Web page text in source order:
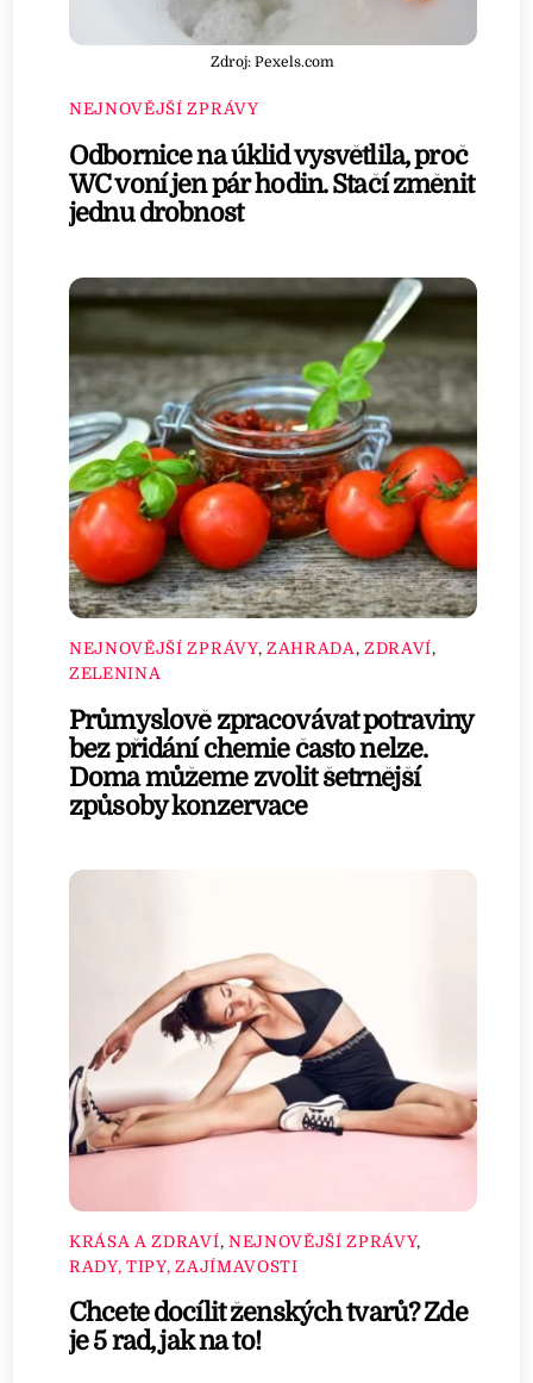
Zdroj: Pexels.com
NEJNOVĚJŠÍ ZPRÁVY
Odbornice na úklid vysvětlila, proč
WC voní jen pár hodin. Stačí změnit
jednu drobnost
NEJNOVĚJŠÍ ZPRÁVY, ZAHRADA , ZDRAVÍ,
ZELENINA
Průmyslově zpracovávat potraviny
bez přidání chemie často nelze.
Doma můžeme zvolit šetrnější
způsoby konzervace
KRÁSA A ZDRAVÍ, NEJNOVĚJŠÍ ZPRÁVY,
RADY, TIPY, ZAJÍMAVOSTI
Chcete docílit ženských tvarů? Zde
je 5 rad, jak na to!